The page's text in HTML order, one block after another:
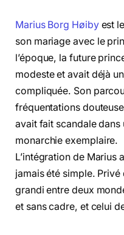
Marius Borg Høibyest
son mariage avec le
l’époque, la future
modeste et avait déjà
compliquée. Son
fréquentations
avait fait scandale dans
monarchie exemplaire.
L’intégration de Marius
jamais été simple.
grandi entre deux
et sans cadre, et celui